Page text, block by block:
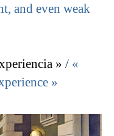
and even weak
» / «
»